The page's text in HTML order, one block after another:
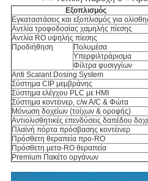
Εξοπλισμός
Εγκαταστάσεις και εξοπλισμός για
Αντλία τροφοδοσίας χαμηλής πίεσης
Αντλία RO υψηλής πίεσης
Προδιήθηση
Πολυμέσα
Υπερφιλτράρισμα
Φίλτρα φυσιγγίων
Anti Scalant Dosing System
Σύστημα CIP μεμβράνης
Σύστημα ελέγχου PLC με HMI
Σύστημα κοντέινερ, c/w A/C & Φώτα
Μόνωση δοχείων (τοίχων & οροφής)
Αντιολισθητικές επενδύσεις δαπέδου
Πλαϊνή πόρτα πρόσβασης κοντέινερ
Πρόσθετη θεραπεία προ-RO
Πρόσθετη μετα-RO θεραπεία
Premium Πακέτο οργάνων